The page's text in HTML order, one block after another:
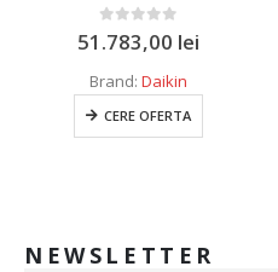
out of 5
51.783,00 lei
Brand: Daikin
CERE OFERTA
NEWSLETTER